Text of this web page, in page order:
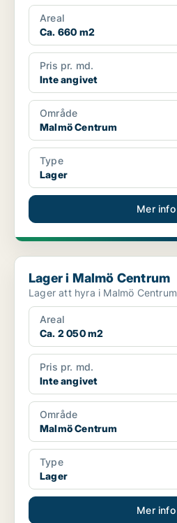
Areal
Ca. 660 m2
Pris pr. md.
Inte angivet
Område
Malmö Centrum
Type
Lager
Mer info
Lager i Malmö Centrum
Lager i Malmö Centrum
Lager att hyra i Malmö Centrum
Areal
Ca. 2 050 m2
Pris pr. md.
Inte angivet
Område
Malmö Centrum
Type
Lager
Mer info